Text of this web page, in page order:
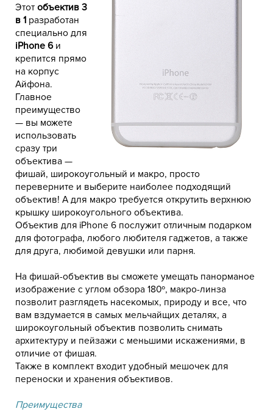
Этот объектив 3
в 1 разработан
специально для
iPhone 6и
крепится прямо
на корпус
Айфона.
Главное
преимущество
— вы можете
использовать
сразу три
объектива —
фишай, широкоугольный и макро, просто
переверните и выберите наиболее подходящий
объектив! А для макро требуется открутить верхнюю
крышку широкоугольного объектива.
Объектив для iPhone 6 послужит отличным подарком
для фотографа, любого любителя гаджетов, а также
для друга, любимой девушки или парня.
На фишай-объектив вы сможете умещать панорманое
изображение с углом обзора 180º, макро-линза
позволит разглядеть насекомых, природу и все, что
вам вздумается в самых мельчайщих деталях, а
широкоугольный объектив позволить снимать
архитектуру и пейзажи с меньшими искажениями, в
отличие от фишая.
Также в комплект входит удобный мешочек для
переноски и хранения объективов.
Преимущества